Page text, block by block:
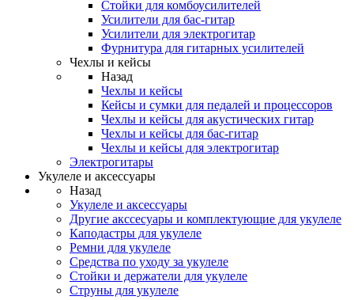
Стойки для комбоусилителей
Усилители для бас-гитар
Усилители для электрогитар
Фурнитура для гитарных усилителей
Чехлы и кейсы
Назад
Чехлы и кейсы
Кейсы и сумки для педалей и процессоров
Чехлы и кейсы для акустических гитар
Чехлы и кейсы для бас-гитар
Чехлы и кейсы для электрогитар
Электрогитары
Укулеле и аксессуары
Назад
Укулеле и аксессуары
Другие акссесуары и комплектующие для укулеле
Каподастры для укулеле
Ремни для укулеле
Средства по уходу за укулеле
Стойки и держатели для укулеле
Струны для укулеле